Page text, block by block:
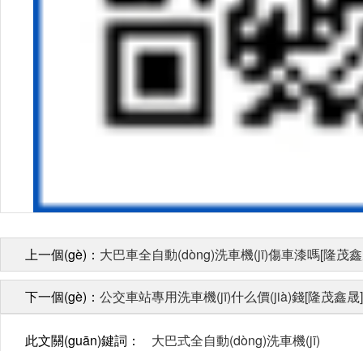
上一個(gè)： 大巴車全自動(dòng)洗車機(jī)傷車漆嗎[隆茂
下一個(gè)： 公交車站專用洗車機(jī)什么價(jià)錢[隆茂鑫晟]
此文關(guān)鍵詞： 大巴式全自動(dòng)洗車機(jī)